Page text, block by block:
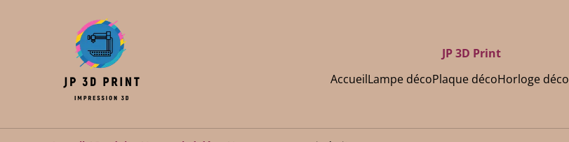
JP 3D Print
AccueilLampe décoPlaque décoHorloge déco